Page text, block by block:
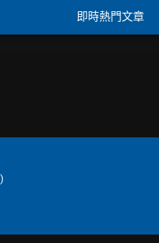
即時熱門文章